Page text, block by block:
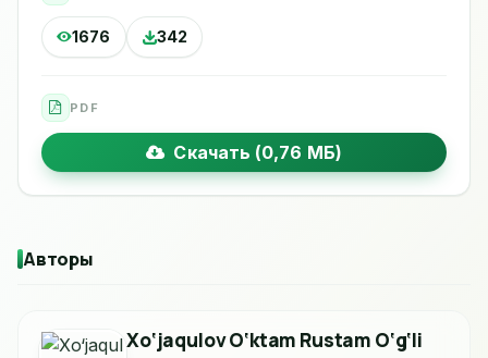
1676 342
PDF
Скачать (0,76 МБ)
Авторы
Xo‘jaqulov O‘ktam Rustam O‘g‘li